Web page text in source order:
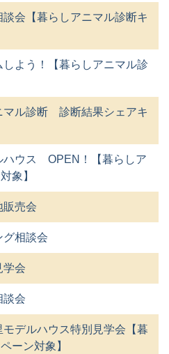
談会【暮らしアニマル診断キ
しよう！【暮らしアニマル診
マル診断 診断結果シェアキ
ハウス OPEN！【暮らしア
象】
販売会
グ相談会
学会
談会
モデルハウス特別見学会【暮
ーン対象】